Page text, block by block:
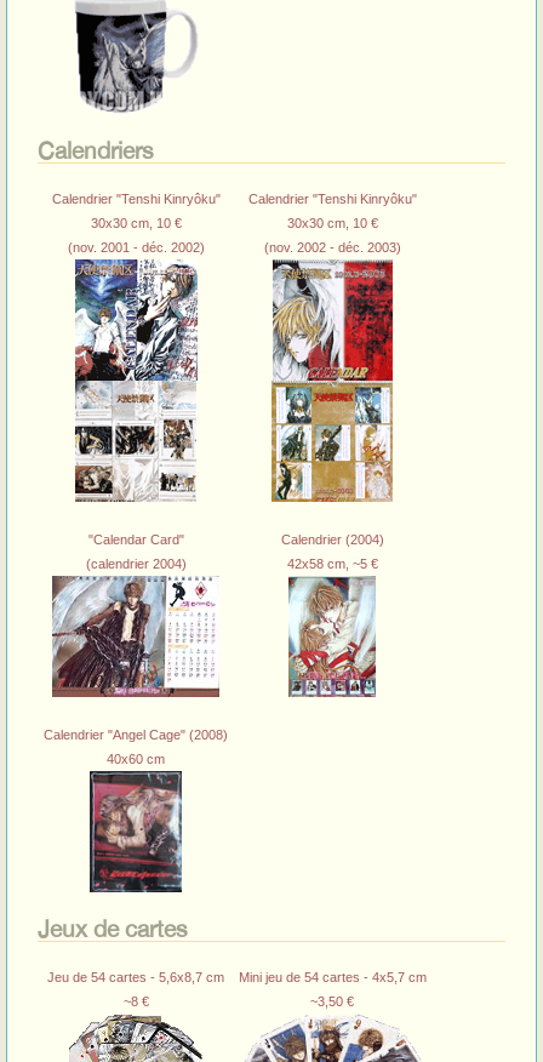
Calendriers
Calendrier "Tenshi Kinryôku"
30x30 cm, 10 €
(nov. 2001 - déc. 2002)
Calendrier "Tenshi Kinryôku"
30x30 cm, 10 €
(nov. 2002 - déc. 2003)
"Calendar Card"
(calendrier 2004)
Calendrier (2004)
42x58 cm, ~5 €
Calendrier "Angel Cage" (2008)
40x60 cm
Jeux de cartes
Jeu de 54 cartes - 5,6x8,7 cm
~8 €
Mini jeu de 54 cartes - 4x5,7 cm
~3,50 €